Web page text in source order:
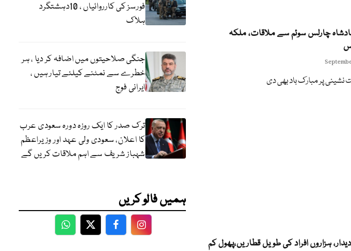
چارلس سوئم سے ملاقات، ملکہ
نشینی پر مبارک باد بھی دی
ہزاروں افراد کی طویل قطاریں،پھول کم
فورسز کی کارروائیاں ، 10دہشتگرد
ہلاک
جنگی صلاحیتوں میں اضافہ کر دیا ، ہر
خطرے سے نمٹنے کیلئے تیار ہیں ،
ایرانی فوج
ترک صدر کا ایک روزہ دورہ سعودی عرب
کا اعلان، سعودی ولی عہد اور وزیراعظم
شہباز شریف سے اہم ملاقات کریں گے
ہمیں فالو کریں
WhatsApp
TwitterFacebookFacebook